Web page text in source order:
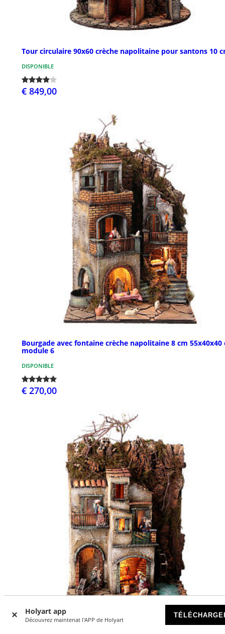
Holyart app
Découvrez maintenat l'APP de Holyart
Tour circulaire 90x60 crèche napolitaine pour santons 10
DISPONIBLE
€ 849,00
Bourgade avec fontaine crèche napolitaine 8 cm 55x40x40
module 6
DISPONIBLE
€ 270,00